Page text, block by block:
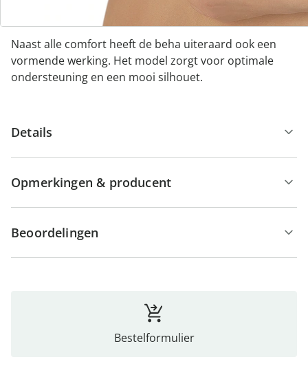
weer af aan de lucht.
Naast alle comfort heeft de beha uiteraard ook een
vormende werking. Het model zorgt voor optimale
ondersteuning en een mooi silhouet.
Details
Opmerkingen & producent
Beoordelingen
Bestelformulier